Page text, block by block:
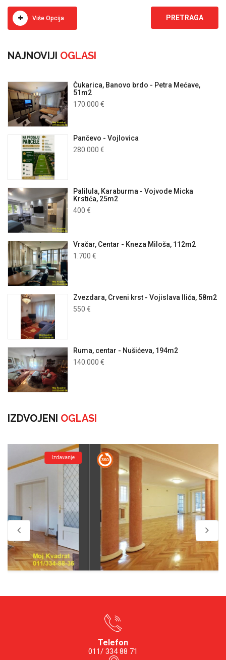
Više Opcija
NAJNOVIJI OGLASI
Čukarica, Banovo brdo - Petra Mećave,
51m2
170.000 €
Pančevo - Vojlovica
280.000 €
Palilula, Karaburma - Vojvode Micka
Krstića, 25m2
400 €
Vračar, Centar - Kneza Miloša, 112m2
1.700 €
Zvezdara, Crveni krst - Vojislava Ilića, 58m2
550 €
Ruma, centar - Nušićeva, 194m2
140.000 €
IZDVOJENI OGLASI
Telefon
011/ 334 88 71